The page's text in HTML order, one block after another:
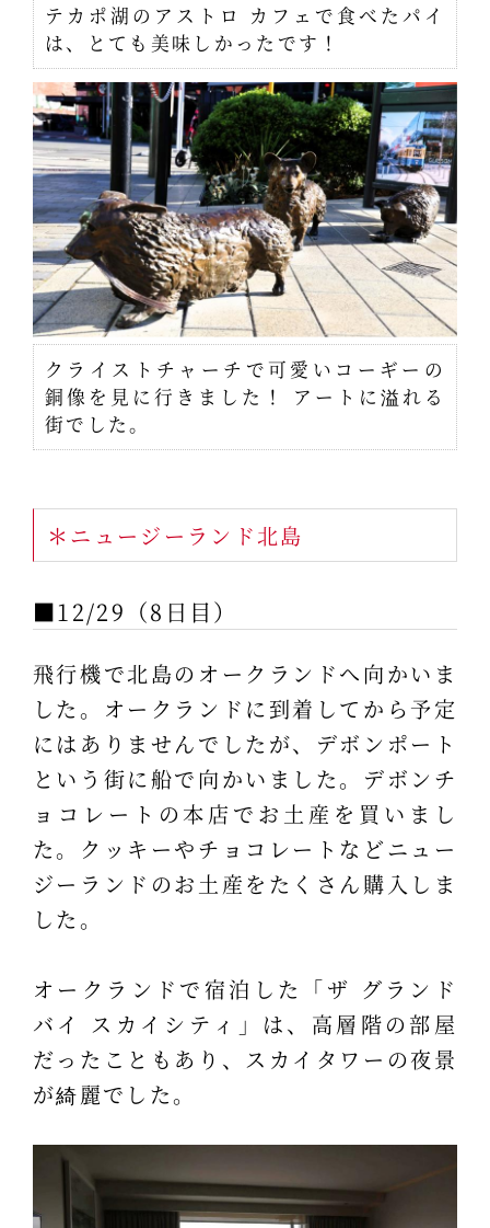
テカポ湖のアストロ カフェで食べたパイ
は、とても美味しかったです！
クライストチャーチで可愛いコーギーの
銅像を見に行きました！ アートに溢れる
街でした。
＊ニュージーランド北島
■12/29（8日目）
飛行機で北島のオークランドへ向かいま
した。オークランドに到着してから予定
にはありませんでしたが、デボンポート
という街に船で向かいました。デボンチ
ョコレートの本店でお土産を買いまし
た。クッキーやチョコレートなどニュー
ジーランドのお土産をたくさん購入しま
した。
オークランドで宿泊した「ザ グランド
バイ スカイシティ」は、高層階の部屋
だったこともあり、スカイタワーの夜景
が綺麗でした。